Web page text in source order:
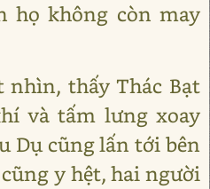
họ không còn may
nhìn, thấy Thác Bạt
và tấm lưng xoay
Dụ cũng lấn tới bên
y hệt, hai người